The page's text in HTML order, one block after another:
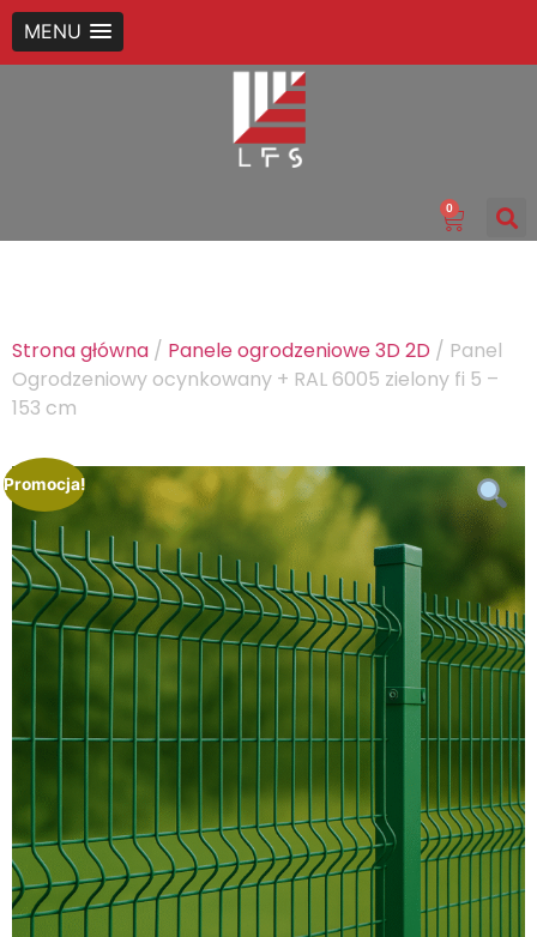
MENU
0
Strona główna / Panele ogrodzeniowe 3D 2D / Panel
Ogrodzeniowy ocynkowany + RAL 6005 zielony fi 5 –
153 cm
Promocja!